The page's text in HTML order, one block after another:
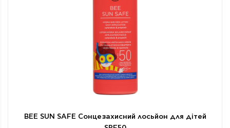
BEE SUN SAFE Сонцезахисний лосьйон для дітей